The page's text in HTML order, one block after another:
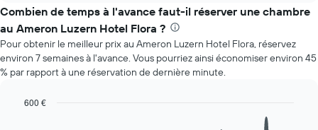
le
graphique,
1
axe
Y
indiquent
prix
indique
le
prix
moyen
d'une
chambre
jour
Combien de temps à l'avance faut-il réserver une chambre
au Ameron Luzern Hotel Flora ?
Pour obtenir le meilleur prix au Ameron Luzern Hotel Flora, réservez
environ 7 semaines à l'avance. Vous pourriez ainsi économiser environ 45
% par rapport à une réservation de dernière minute.
600 €